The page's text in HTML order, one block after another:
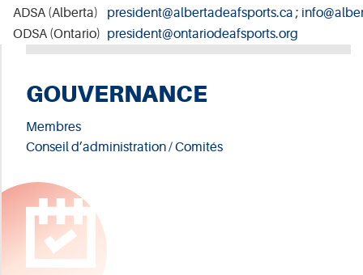
ADSA (Alberta) president@albertadeafsports.ca ;
ODSA (Ontario) president@ontariodeafsports.org
GOUVERNANCE
Membres
Conseil d’administration / Comités